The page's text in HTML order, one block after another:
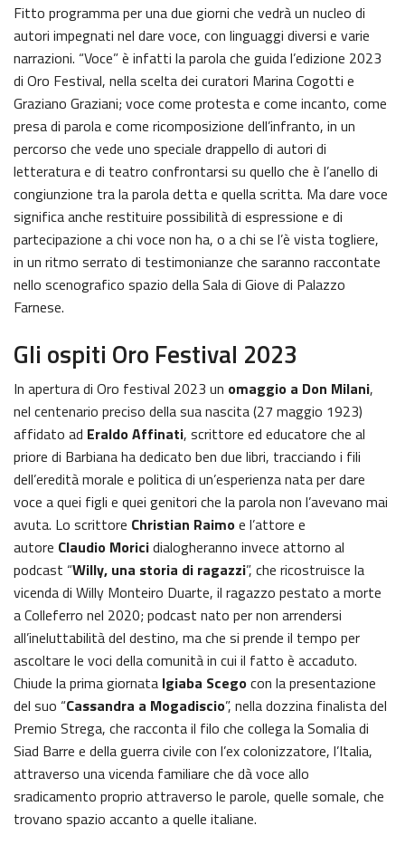
Fitto programma per una due giorni che vedrà un nucleo di
autori impegnati nel dare voce, con linguaggi diversi e varie
narrazioni. “Voce” è infatti la parola che guida l’edizione 2023
di Oro Festival, nella scelta dei curatori Marina Cogotti e
Graziano Graziani; voce come protesta e come incanto, come
presa di parola e come ricomposizione dell’infranto, in un
percorso che vede uno speciale drappello di autori di
letteratura e di teatro confrontarsi su quello che è l’anello di
congiunzione tra la parola detta e quella scritta. Ma dare voce
significa anche restituire possibilità di espressione e di
partecipazione a chi voce non ha, o a chi se l’è vista togliere,
in un ritmo serrato di testimonianze che saranno raccontate
nello scenografico spazio della Sala di Giove di Palazzo
Farnese.
Gli ospiti Oro Festival 2023
In apertura di Oro festival 2023 un omaggio a Don Milani,
nel centenario preciso della sua nascita (27 maggio 1923)
affidato ad Eraldo Affinati, scrittore ed educatore che al
priore di Barbiana ha dedicato ben due libri, tracciando i fili
dell’eredità morale e politica di un’esperienza nata per dare
voce a quei figli e quei genitori che la parola non l’avevano mai
avuta. Lo scrittore Christian Raimoe l’attore e
autore Claudio Moricidialogheranno invece attorno al
podcast “Willy, una storia di ragazzi”, che ricostruisce la
vicenda di Willy Monteiro Duarte, il ragazzo pestato a morte
a Colleferro nel 2020; podcast nato per non arrendersi
all’ineluttabilità del destino, ma che si prende il tempo per
ascoltare le voci della comunità in cui il fatto è accaduto.
Chiude la prima giornata Igiaba Scegocon la presentazione
del suo “Cassandra a Mogadiscio”, nella dozzina finalista del
Premio Strega, che racconta il filo che collega la Somalia di
Siad Barre e della guerra civile con l’ex colonizzatore, l’Italia,
attraverso una vicenda familiare che dà voce allo
sradicamento proprio attraverso le parole, quelle somale, che
trovano spazio accanto a quelle italiane.